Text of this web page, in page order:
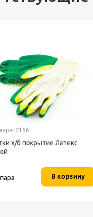
2166
х/б покрытие Латекс
В корзину